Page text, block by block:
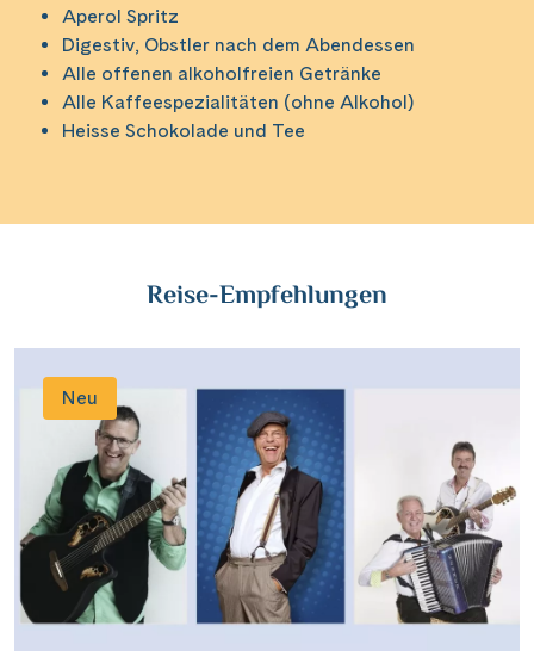
Aperol Spritz
Digestiv, Obstler nach dem Abendessen
Alle offenen alkoholfreien Getränke
Alle Kaffeespezialitäten (ohne Alkohol)
Heisse Schokolade und Tee
Reise-Empfehlungen
Neu